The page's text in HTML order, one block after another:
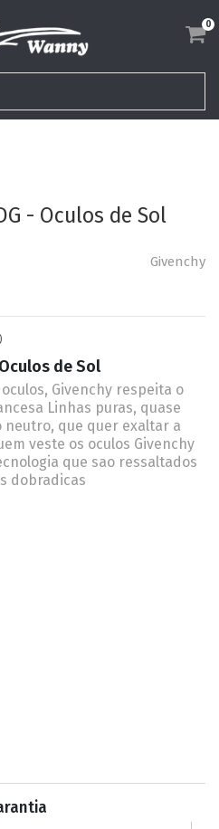
0
- Oculos de Sol
Givenchy
de Sol
Givenchy respeita o
Linhas puras, quase
neutro, que quer exaltar a
veste os oculos Givenchy
que sao ressaltados
dobradicas